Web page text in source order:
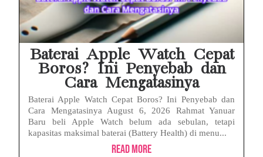
Baterai Apple Watch Cepat
Boros? Ini Penyebab dan
Cara Mengatasinya
Baterai Apple Watch Cepat Boros? Ini Penyebab dan
Cara Mengatasinya August 6, 2026 Rahmat Yanuar
Baru beli Apple Watch belum ada sebulan, tetapi
kapasitas maksimal baterai (Battery Health) di menu...
Read More